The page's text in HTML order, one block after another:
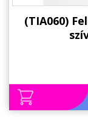
Névnapi
Vicces ajándékok
Sport/Hobbi
Állatos
(TIA060)